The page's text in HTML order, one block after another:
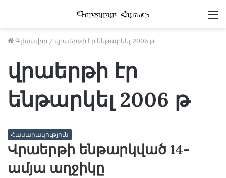
Գլխավոր / վրաերթի էր ենթարկել 2006 թ
վրաերթի էր
ենթարկել 2006 թ
Հասարակություն
Վրաերթի ենթարկված 14-
ամյա աղջիկը